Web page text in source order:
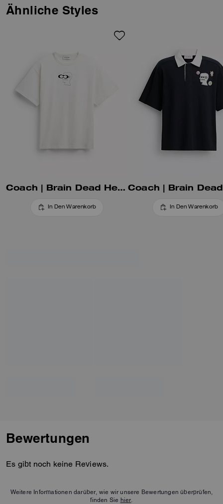
Logohead, und einen
verspielter Maskottchen
erschaffen. Dieses aus weichem
Baumwollstoff gefertigte, vom
Football inspirierte Shirt ist mit
dem fantasievollen Gorilla-
Maskottchen bestickt. Die
cropped Silhouette mit
einen Rundhalsausschnitt
Ähnliche Styles
Coach | Brain Dead Head T-Shirt Aus Bio-Baumwolle
In Den Warenkorb In Den Warenkorb
Bewertungen
Es gibt noch keine Reviews.
Weitere Informationen darüber, wie wir unsere Bewertungen überprüfen,
finden Sie hier.